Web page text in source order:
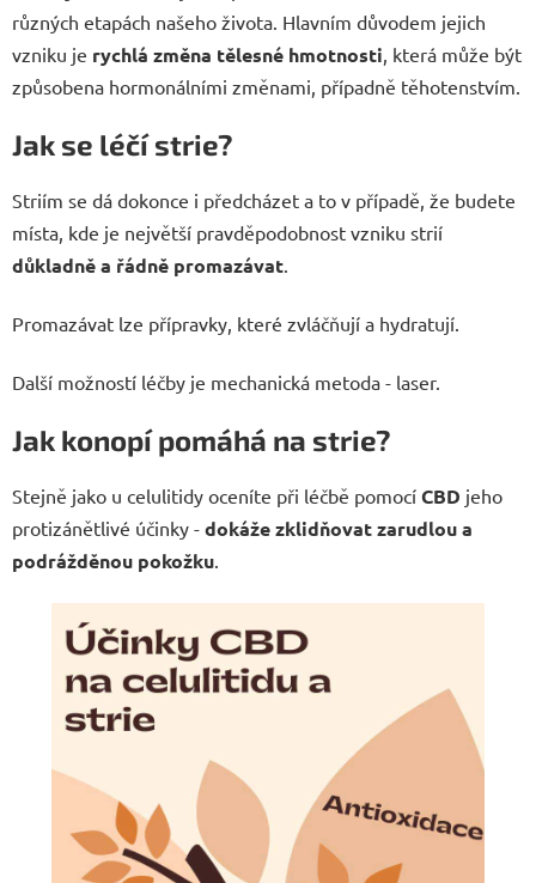
různých etapách našeho života. Hlavním důvodem jejich
vzniku je rychlá změna tělesné hmotnosti , která může být
způsobena hormonálními změnami, případně těhotenstvím.
Jak se léčí strie?
Striím se dá dokonce i předcházet a to v případě, že budete
místa, kde je největší pravděpodobnost vzniku strií
důkladně a řádně promazávat
Promazávat lze přípravky, které zvláčňují a hydratují.
Další možností léčby je mechanická metoda - laser.
Jak konopí pomáhá na strie?
Stejně jako u celulitidy oceníte při léčbě pomocí CBD jeho
protizánětlivé účinky - dokáže zklidňovat zarudlou a
podrážděnou pokožku